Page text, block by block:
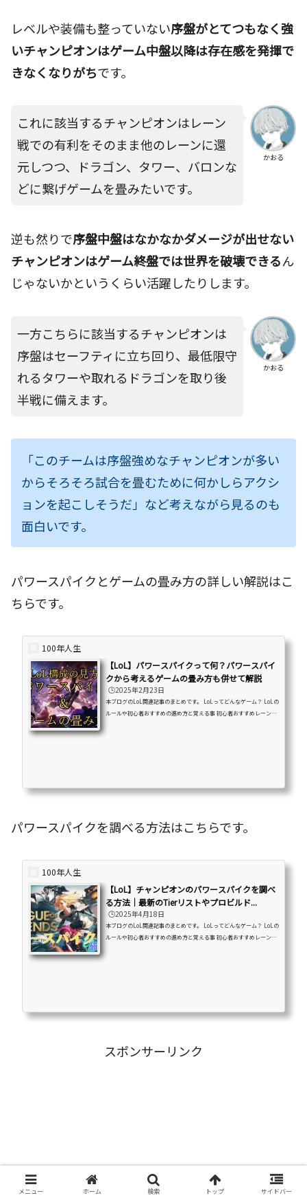
レベルや装備も整っていない序盤がとてつもなく強
いチャンピオンはゲーム中盤以降は存在感を発揮で
きなくなりがちです。
かおる
これに該当するチャンピオンはレーン
戦での有利をそのまま他のレーンに還
元しつつ、ドラゴン、タワー、バロンな
どに繋げゲームを畳みたいです。
逆も然りで序盤中盤はなかなかダメージが出せない
チャンピオンはゲーム終盤では世界を破壊できるん
じゃないかというくらい活躍したりします。
かおる
一方こちらに該当するチャンピオンは
序盤はセーフティに立ち回り、最低限守
れるタワーや取れるドラゴンを取り後
半戦に備えます。
「このチームは序盤強めなチャンピオンが多い
からそろそろ試合を畳むために何かしらアクシ
ョンを起こしそうだ」など考えながら見るのも
面白いです。
パワースパイクとゲームの畳み方の詳しい解説はこ
ちらです。
100年人生
【LoL】パワースパイクって何？パワースパイ
クから考えるゲームの畳み方も併せて解説
🕒️2025年2月23日
本ブログのLoL関連記事のまとめです。 LoLってどんなゲーム？ LoLの
ルールや初心者おすすめの進め方と覚える事 初心者おすすめレーンや
パワースパイクを調べる方法はこちらです。
100年人生
【LoL】チャンピオンのパワースパイクを調べ
る方法｜最新のTierリストやプロビルド...
🕒️2025年4月18日
本ブログのLoL関連記事のまとめです。 LoLってどんなゲーム？ LoLの
ルールや初心者おすすめの進め方と覚える事 初心者おすすめレーンや
スポンサーリンク
メニュー ホーム 検索 トップ サイドバー